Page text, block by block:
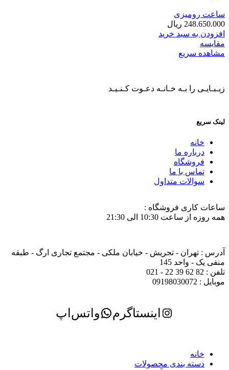
ساعت رومیزی
248.650.000 ریال
افزودن به سبد خرید
مقایسه
مشاهده سریع
زیـبـایـی را بـه خـانـه دعـوت کـنـیـد
لینک سریع
خانه
درباره ما
فروشگاه
تماس با ما
سوالات متداول
ساعات کاری فروشگاه :
همه روزه از ساعت 10:30 الی 21:30
آدرس : تهران - تجریش - خیابان ملکی - مجتمع تجاری ارگ - طبقه
منفی یک - واحد 145
تلفن : 82 62 39 22 - 021
موبایل : 09198030072
اینستاگرم واتس‌اپ
خانه
دسته بندی محصولات